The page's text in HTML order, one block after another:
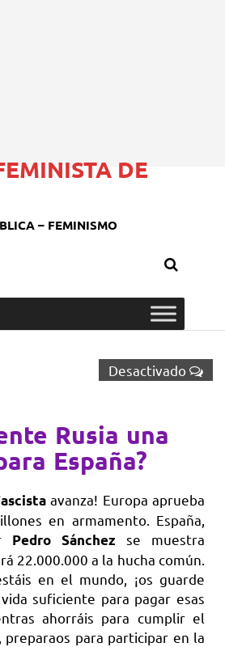
DE
– FEMINISMO
Desactivado
Rusia una
España?
avanza! Europa aprueba
en armamento. España,
Pedro Sánchez se muestra
22.000.000 a la hucha común.
en el mundo, ¡os guarde
suficiente para pagar esas
ahorráis para cumplir el
preparaos para participar en la